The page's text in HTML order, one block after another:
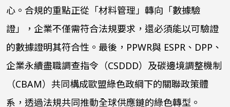
心。合規的重點正從「材料管理」轉向「數據驗
證」，企業不僅需符合法規要求，還必須能以可驗證
的數據證明其符合性。最後， PPWR與 ESPR 、 DPP 、
企業永續盡職調查指令（CSDDD）及碳邊境調整機制
（CBAM）共同構成歐盟綠色政綱下的關聯政策體
系，透過法規共同推動全球供應鏈的綠色轉型。